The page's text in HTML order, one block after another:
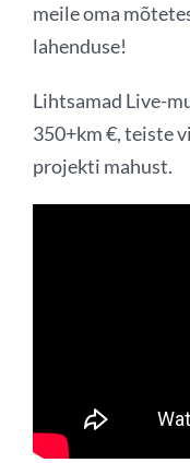
meile oma
lahenduse!
Lihtsamad Live-
350+km €, teiste
projekti mahust.